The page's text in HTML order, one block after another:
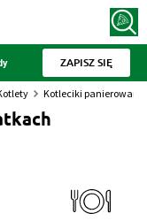
ZAPISZ SIĘ
Kotleciki